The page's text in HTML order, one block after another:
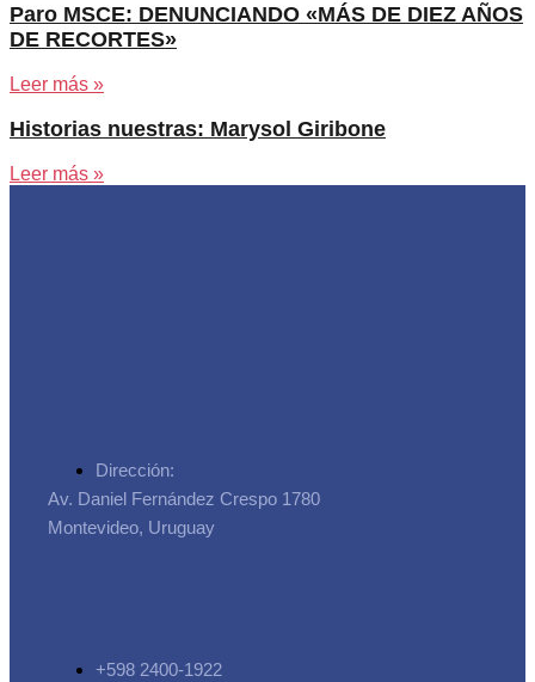
Paro MSCE: DENUNCIANDO «MÁS DE DIEZ AÑOS
DE RECORTES»
Leer más »
Historias nuestras: Marysol Giribone
Leer más »
Dirección:
Av. Daniel Fernández Crespo 1780
Montevideo, Uruguay
+598 2400-1922